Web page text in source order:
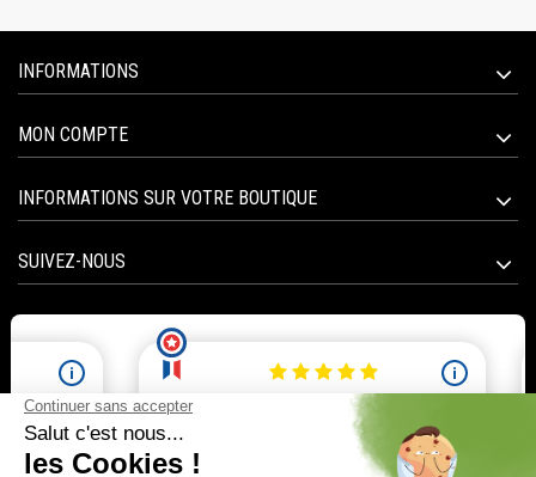
INFORMATIONS
MON COMPTE
INFORMATIONS SUR VOTRE BOUTIQUE
SUIVEZ-NOUS